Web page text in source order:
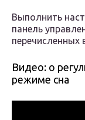
Выполнить
панель
перечисленных
Видео: о
режиме сна